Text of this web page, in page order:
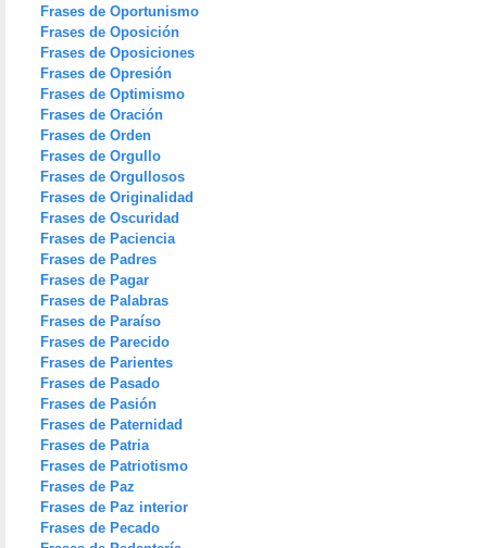
Frases de Oportunismo
Frases de Oposición
Frases de Oposiciones
Frases de Opresión
Frases de Optimismo
Frases de Oración
Frases de Orden
Frases de Orgullo
Frases de Orgullosos
Frases de Originalidad
Frases de Oscuridad
Frases de Paciencia
Frases de Padres
Frases de Pagar
Frases de Palabras
Frases de Paraíso
Frases de Parecido
Frases de Parientes
Frases de Pasado
Frases de Pasión
Frases de Paternidad
Frases de Patria
Frases de Patriotismo
Frases de Paz
Frases de Paz interior
Frases de Pecado